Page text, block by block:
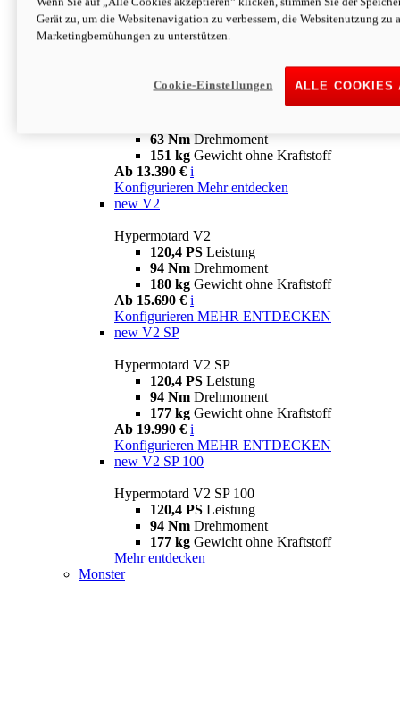
63 NmDrehmoment
151 kgGewicht ohne Kraftstoff
Ab 13.890 € i
63 Nm Drehmoment
151 kg Gewicht ohne Kraftstoff
Ab 13.390 € i
Konfigurieren Mehr entdecken
new V2
Hypermotard V2
120,4 PS Leistung
94 Nm Drehmoment
180 kg Gewicht ohne Kraftstoff
Ab 15.690 € i
Konfigurieren MEHR ENTDECKEN
new V2 SP
Hypermotard V2 SP
120,4 PS Leistung
94 Nm Drehmoment
177 kg Gewicht ohne Kraftstoff
Ab 19.990 € i
Konfigurieren MEHR ENTDECKEN
new V2 SP 100
Hypermotard V2 SP 100
120,4 PS Leistung
94 Nm Drehmoment
177 kg Gewicht ohne Kraftstoff
Mehr entdecken
Monster
Gerät zu, um die Websitenavigation zu verbessern, die Websitenutzung zu
Marketingbemühungen zu unterstützen.
ALLE COOKIES
Cookie-Einstellungen